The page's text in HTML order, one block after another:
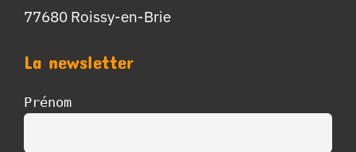
77680 Roissy-en-Brie
La newsletter
Prénom